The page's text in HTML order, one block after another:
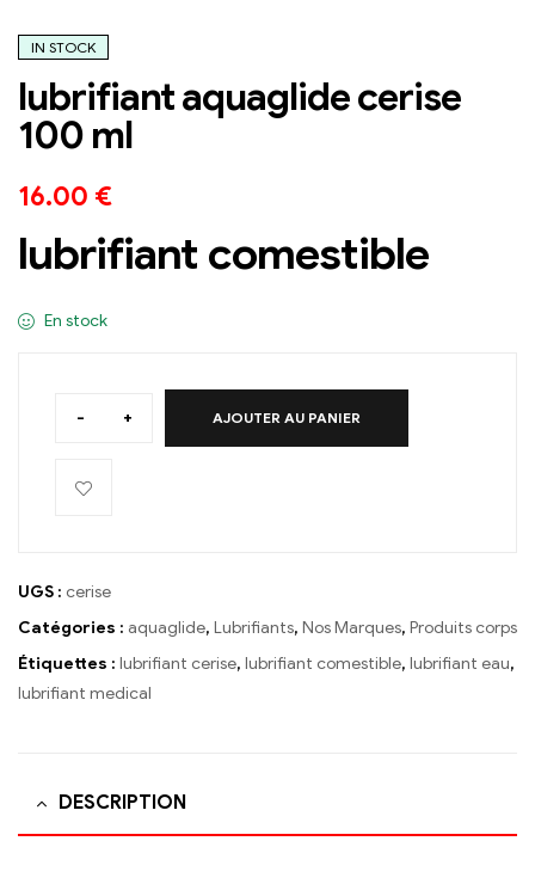
IN STOCK
lubrifiant aquaglide cerise
100 ml
16.00 €
lubrifiant comestible
En stock
- + AJOUTER AU PANIER
UGS : cerise
Catégories : aquaglide, Lubrifiants, Nos Marques, Produits corps
Étiquettes : lubrifiant cerise, lubrifiant comestible, lubrifiant eau,
lubrifiant medical
DESCRIPTION